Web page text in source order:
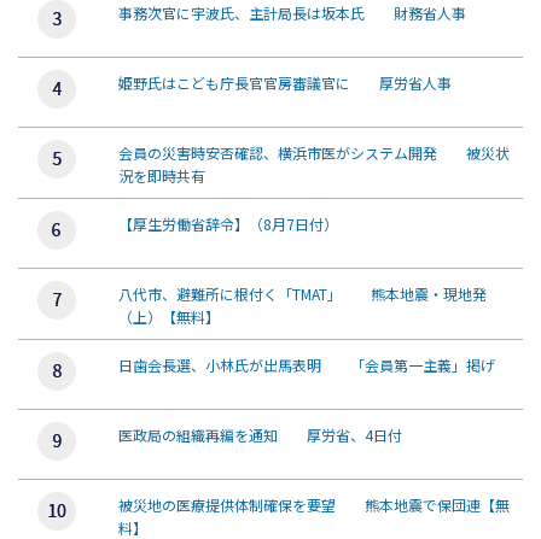
事務次官に宇波氏、主計局長は坂本氏 財務省人事
姫野氏はこども庁長官官房審議官に 厚労省人事
会員の災害時安否確認、横浜市医がシステム開発 被災状
況を即時共有
【厚生労働省辞令】（8月7日付）
八代市、避難所に根付く「TMAT」 熊本地震・現地発
（上）【無料】
日歯会長選、小林氏が出馬表明 「会員第一主義」掲げ
医政局の組織再編を通知 厚労省、4日付
被災地の医療提供体制確保を要望 熊本地震で保団連【無
料】